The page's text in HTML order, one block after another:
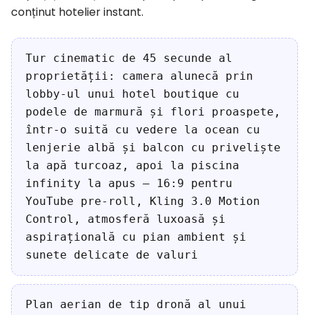
conținut hotelier instant.
Tur cinematic de 45 secunde al
proprietății: camera alunecă prin
lobby-ul unui hotel boutique cu
podele de marmură și flori proaspete,
într-o suită cu vedere la ocean cu
lenjerie albă și balcon cu priveliște
la apă turcoaz, apoi la piscina
infinity la apus — 16:9 pentru
YouTube pre-roll, Kling 3.0 Motion
Control, atmosferă luxoasă și
aspirațională cu pian ambient și
sunete delicate de valuri
Plan aerian de tip dronă al unui